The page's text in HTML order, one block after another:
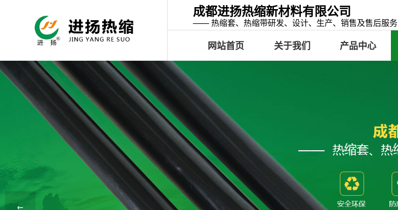
成都进扬热缩新材料有限公司
—— 热缩套、热缩带研发、设计、生产、销售及售后服务
网站首页 关于我们 产品中心
冷缠带
补伤片
粘弹体
部分规格型号
←